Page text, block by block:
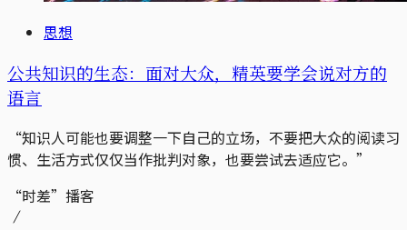
思想
公共知识的生态：面对大众，精英要学会说对方的
语言
“知识人可能也要调整一下自己的立场，不要把大众的阅读习
惯、生活方式仅仅当作批判对象，也要尝试去适应它。”
“时差”播客